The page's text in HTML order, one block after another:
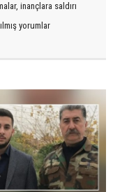
inançlara saldırı
yorumlar